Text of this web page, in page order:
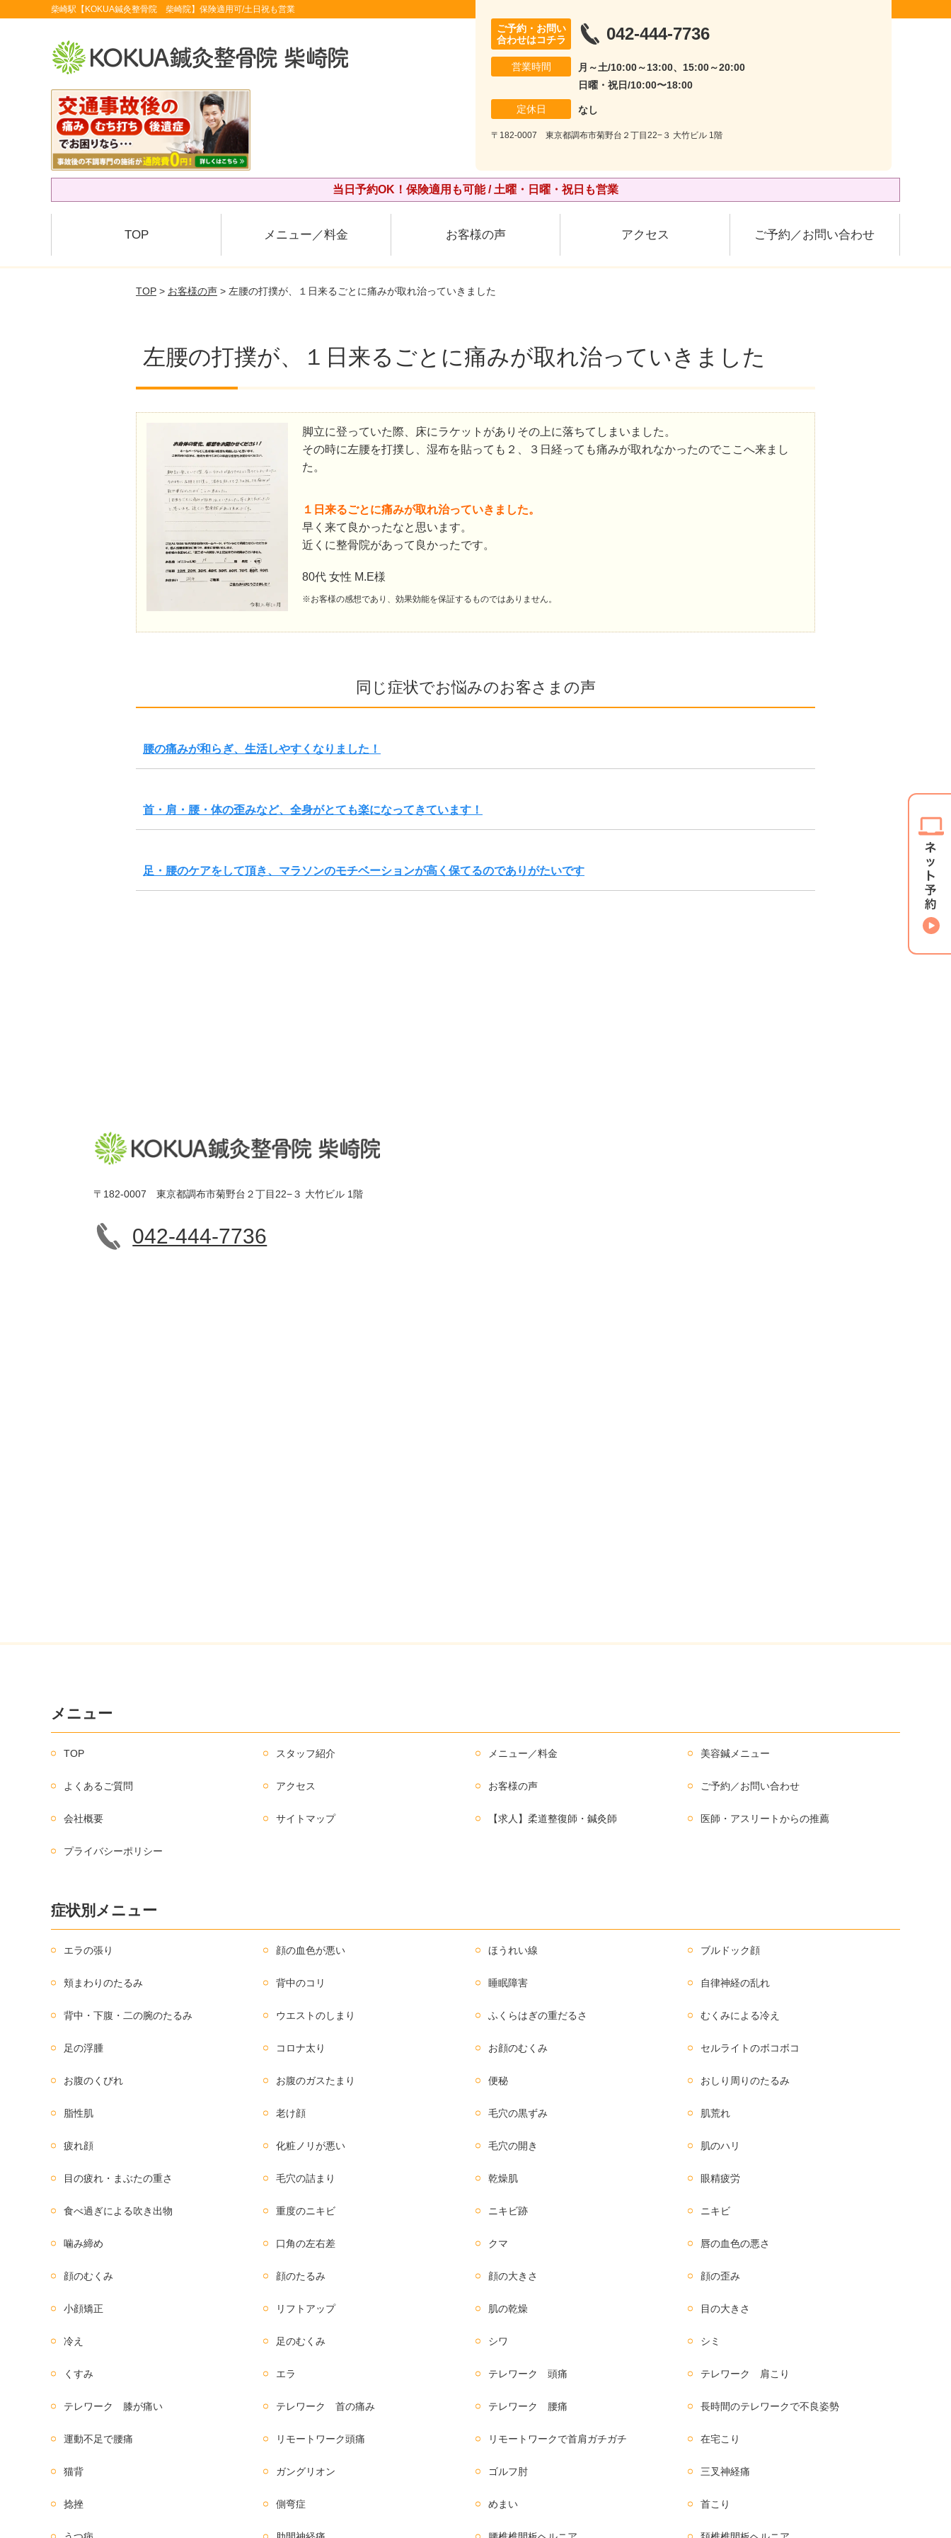
柴崎駅【KOKUA鍼灸整骨院 柴崎院】保険適用可/土日祝も営業
ご予約・お問い
合わせはコチラ
042-444-7736
営業時間
月～土/10:00～13:00、15:00～20:00
日曜・祝日/10:00〜18:00
定休日 なし
〒182-0007 東京都調布市菊野台２丁目22−３ 大竹ビル 1階
当日予約OK！保険適用も可能 / 土曜・日曜・祝日も営業
TOP メニュー／料金 お客様の声 アクセス ご予約／お問い合わせ
TOP > お客様の声 > 左腰の打撲が、１日来るごとに痛みが取れ治っていきました
左腰の打撲が、１日来るごとに痛みが取れ治っていきました
脚立に登っていた際、床にラケットがありその上に落ちてしまいました。
その時に左腰を打撲し、湿布を貼っても２、３日経っても痛みが取れなかったのでここへ来まし
た。
１日来るごとに痛みが取れ治っていきました。
早く来て良かったなと思います。
近くに整骨院があって良かったです。
80代 女性 M.E様
※お客様の感想であり、効果効能を保証するものではありません。
同じ症状でお悩みのお客さまの声
腰の痛みが和らぎ、生活しやすくなりました！
首・肩・腰・体の歪みなど、全身がとても楽になってきています！
足・腰のケアをして頂き、マラソンのモチベーションが高く保てるのでありがたいです
〒182-0007 東京都調布市菊野台２丁目22−３ 大竹ビル 1階
042-444-7736
メニュー
TOP スタッフ紹介 メニュー／料金 美容鍼メニュー
よくあるご質問 アクセス お客様の声 ご予約／お問い合わせ
会社概要 サイトマップ 【求人】柔道整復師・鍼灸師 医師・アスリートからの推薦
プライバシーポリシー
症状別メニュー
エラの張り 顔の血色が悪い ほうれい線 ブルドック顔
頬まわりのたるみ 背中のコリ 睡眠障害 自律神経の乱れ
背中・下腹・二の腕のたるみ ウエストのしまり ふくらはぎの重だるさ むくみによる冷え
足の浮腫 コロナ太り お顔のむくみ セルライトのボコボコ
お腹のくびれ お腹のガスたまり 便秘 おしり周りのたるみ
脂性肌 老け顔 毛穴の黒ずみ 肌荒れ
疲れ顔 化粧ノリが悪い 毛穴の開き 肌のハリ
目の疲れ・まぶたの重さ 毛穴の詰まり 乾燥肌 眼精疲労
食べ過ぎによる吹き出物 重度のニキビ ニキビ跡 ニキビ
噛み締め 口角の左右差 クマ 唇の血色の悪さ
顔のむくみ 顔のたるみ 顔の大きさ 顔の歪み
小顔矯正 リフトアップ 肌の乾燥 目の大きさ
冷え 足のむくみ シワ シミ
くすみ エラ テレワーク 頭痛 テレワーク 肩こり
テレワーク 膝が痛い テレワーク 首の痛み テレワーク 腰痛 長時間のテレワークで不良姿勢
運動不足で腰痛 リモートワーク頭痛 リモートワークで首肩ガチガチ 在宅こり
猫背 ガングリオン ゴルフ肘 三叉神経痛
捻挫 側弯症 めまい 首こり